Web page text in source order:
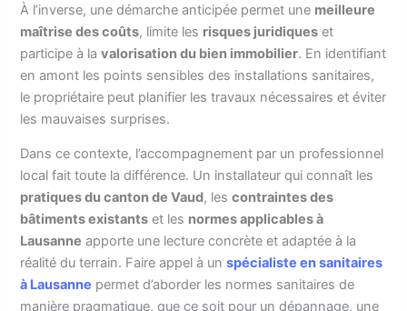
À l’inverse, une démarche anticipée permet une meilleure
maîtrise des coûts, limite les risques juridiques et
participe à lavalorisation du bien immobilier. En identifiant
en amont les points sensibles des installations sanitaires,
le propriétaire peut planifier les travaux nécessaires et éviter
les mauvaises surprises.
Dans ce contexte, l’accompagnement par un professionnel
local fait toute la différence. Un installateur qui connaît les
pratiques du canton de Vaud, lescontraintes des
bâtiments existants et les normes applicables à
Lausanne apporte une lecture concrète et adaptée à la
réalité du terrain. Faire appel à unspécialiste en sanitaires
à Lausanne permet d’aborder les normes sanitaires de
manière pragmatique, que ce soit pour un dépannage, une